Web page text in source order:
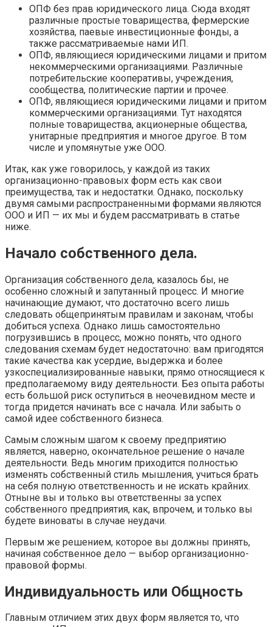
ОПФ без прав юридического лица. Сюда входят
различные простые товарищества, фермерские
хозяйства, паевые инвестиционные фонды, а
также рассматриваемые нами ИП.
ОПФ, являющиеся юридическими лицами и притом
некоммерческими организациями. Различные
потребительские кооперативы, учреждения,
сообщества, политические партии и прочее.
ОПФ, являющиеся юридическими лицами и притом
коммерческими организациями. Тут находятся
полные товарищества, акционерные общества,
унитарные предприятия и многое другое. В том
числе и упомянутые уже ООО.
Итак, как уже говорилось, у каждой из таких
организационно-правовых форм есть как свои
преимущества, так и недостатки. Однако, поскольку
двумя самыми распространенными формами являются
ООО и ИП — их мы и будем рассматривать в статье
ниже.
Начало собственного дела.
Организация собственного дела, казалось бы, не
особенно сложный и запутанный процесс. И многие
начинающие думают, что достаточно всего лишь
следовать общепринятым правилам и законам, чтобы
добиться успеха. Однако лишь самостоятельно
погрузившись в процесс, можно понять, что одного
следования схемам будет недостаточно: вам пригодятся
такие качества как усердие, выдержка и более
узкоспециализированные навыки, прямо относящиеся к
предполагаемому виду деятельности. Без опыта работы
есть большой риск оступиться в неочевидном месте и
тогда придется начинать все с начала. Или забыть о
самой идее собственного бизнеса.
Самым сложным шагом к своему предприятию
является, наверно, окончательное решение о начале
деятельности. Ведь многим приходится полностью
изменять собственный стиль мышления, учиться брать
на себя полную ответственность и не искать крайних.
Отныне вы и только вы ответственны за успех
собственного предприятия, как, впрочем, и только вы
будете виноваты в случае неудачи.
Первым же решением, которое вы должны принять,
начиная собственное дело — выбор организационно-
правовой формы.
Индивидуальность или Общность
Главным отличием этих двух форм является то, что